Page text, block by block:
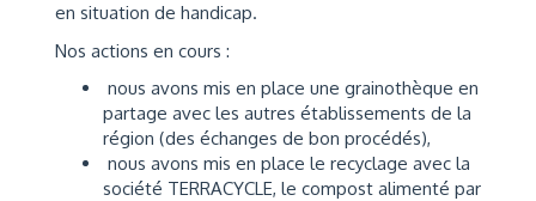
en situation de handicap.
Nos actions en cours :
nous avons mis en place une grainothèque en
partage avec les autres établissements de la
région (des échanges de bon procédés),
nous avons mis en place le recyclage avec la
société TERRACYCLE, le compost alimenté par